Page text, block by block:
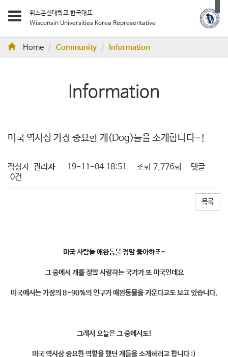
위스콘신대학교 한국대표
Wisconsin Universities Korea Representative
Home Community Information
Information
미국 역사상 가장 중요한 개(Dog)들을 소개합니다~!
작성자 관리자 19-11-04 18:51 조회 7,776회
댓글
0건
목록
미국 사람들 애완동물 정말 좋아하죠~
그 중에서 개를 정말 사랑하는 국가가 또 미국인데요
미국에서는 가정의 8~90%의 인구가 애완동물을 키운다고도 보고 있습니다.
그래서 오늘은 그 중에서도!
미국 역사상 중요한 역할을 했던 개들을 소개하려고 합니다 :)